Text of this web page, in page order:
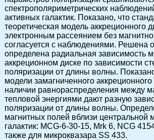
спектрополяриметрических
активных галактик. Показано, что
теоретическая модель аккреционного
электронным рассеянием без
согласуется с наблюдениями. Решена
определена радиальная зависимость
аккреционном диске по зависимости
поляризации от длины волны.
модели замагниченного аккреционного
наличии равнораспределения между
тепловой энергиями дают разную
поляризации от длины волны.
магнитных полей вблизи
галактик: MCG-6-30-15, Mrk 6, NCG
также для микроквазара SS 433.